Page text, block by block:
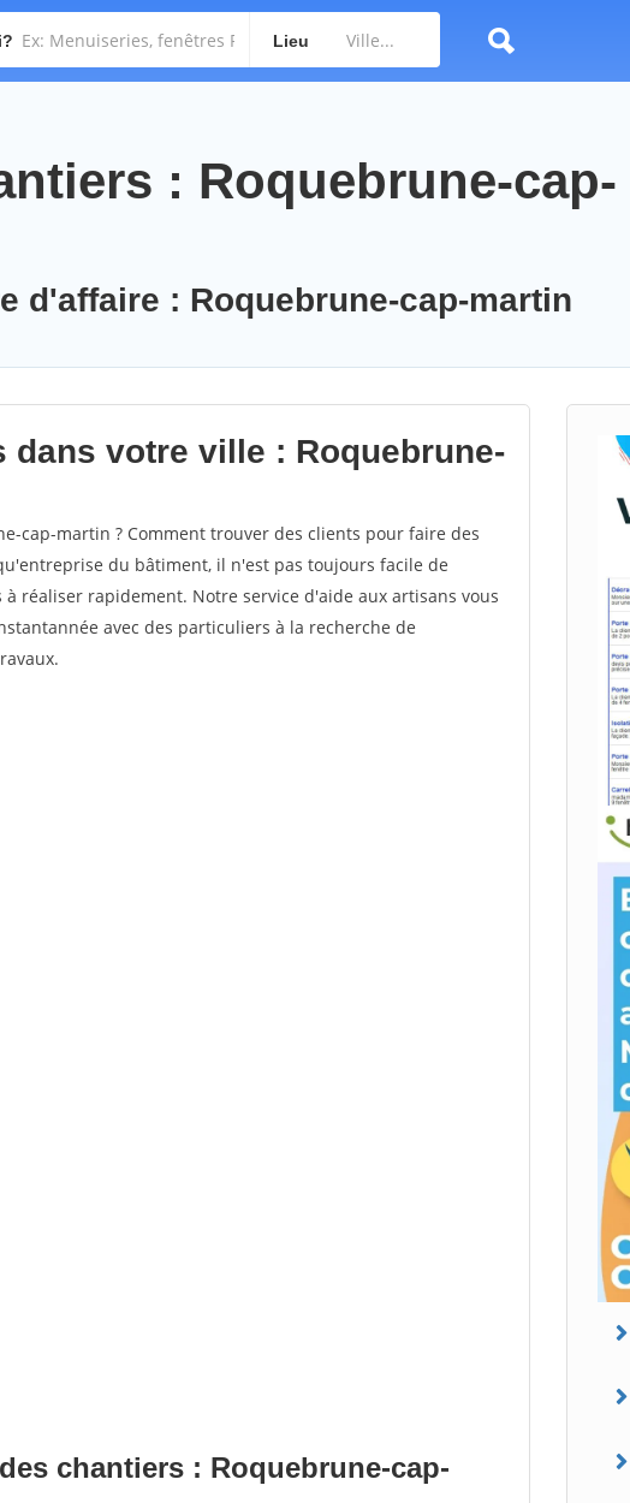
Lieu
: Roquebrune-cap-
d'affaire : Roquebrune-cap-martin
dans votre ville : Roquebrune-
cap-martin ? Comment trouver des clients pour faire des
du bâtiment, il n'est pas toujours facile de
réaliser rapidement. Notre service d'aide aux artisans vous
avec des particuliers à la recherche de
chantiers : Roquebrune-cap-